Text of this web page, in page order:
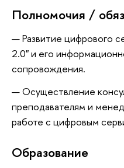
Полномочия /
Развитие цифрового
2.0" и его
сопровождения.
Осуществление
преподавателям и
работе с цифровым
Oбразование